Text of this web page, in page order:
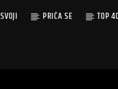
PRIČA SE TOP